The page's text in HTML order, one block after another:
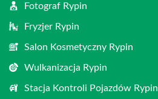
Fotograf Rypin
Fryzjer Rypin
Salon Kosmetyczny Rypin
Wulkanizacja Rypin
Stacja Kontroli Pojazdów Rypin